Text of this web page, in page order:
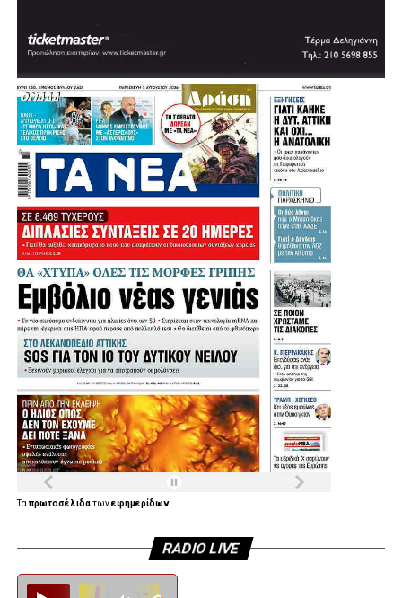
Ταπρωτοσέλιδατωνεφημερίδων
RADIO LIVE